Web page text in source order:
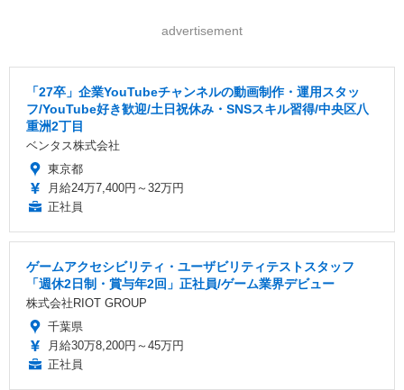
advertisement
「27卒」企業YouTubeチャンネルの動画制作・運用スタッ
フ/YouTube好き歓迎/土日祝休み・SNSスキル習得/中央区八
重洲2丁目
ベンタス株式会社
東京都
月給24万7,400円～32万円
正社員
ゲームアクセシビリティ・ユーザビリティテストスタッフ
「週休2日制・賞与年2回」正社員/ゲーム業界デビュー
株式会社RIOT GROUP
千葉県
月給30万8,200円～45万円
正社員